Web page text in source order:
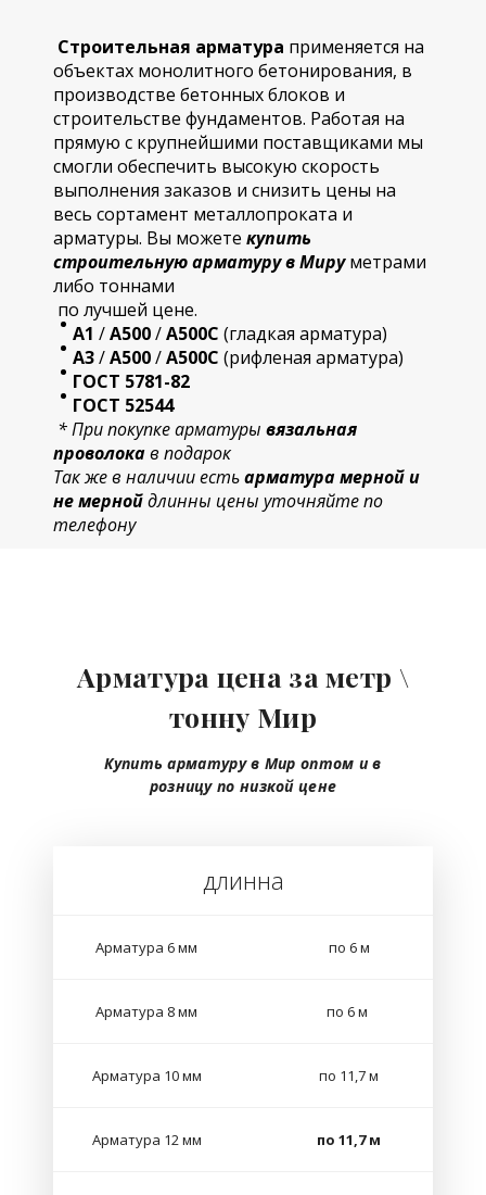
Строительная арматура применяется на
объектах монолитного бетонирования, в
производстве бетонных блоков и
строительстве фундаментов. Работая на
прямую с крупнейшими поставщиками мы
смогли обеспечить высокую скорость
выполнения заказов и снизить цены на
весь сортамент металлопроката и
арматуры. Вы можете купить
строительнуюарматуру в Мируметрами
либо тоннами
по лучшей цене.
А1 /А500/А500С (гладкая арматура)
А3/А500/А500С (рифленая арматура)
ГОСТ 5781-82
ГОСТ 52544
* При покупке арматуры вязальная
проволокав подарок
Так же в наличии естьарматура мерной и
не мернойдлинны цены уточняйте по
телефону
Арматура цена за метр \
тонну Мир
Купить арматуру в Мир оптом и в
розницупо низкой цене
длинна
Арматура 6 мм по 6 м
Арматура 8 мм по 6 м
Арматура 10 мм по 11,7 м
Арматура 12 мм по 11,7 м